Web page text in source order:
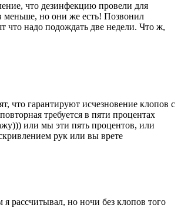
что дезинфекцию провели для
меньше, но они же есть! Позвонил
что надо подождать две недели. Что ж,
что гарантируют исчезновение клопов с
требуется в пяти процентах
или мы эти пять процентов, или
рук или вы врете
рассчитывал, но ночи без клопов того